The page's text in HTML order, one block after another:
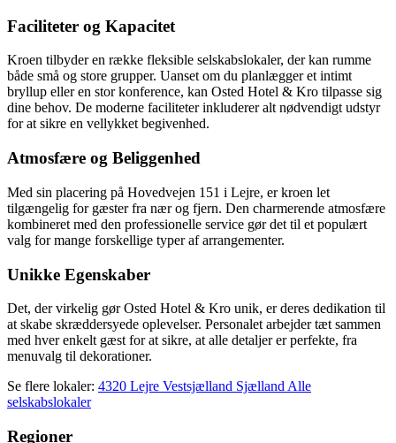
Faciliteter og Kapacitet
Kroen tilbyder en række fleksible selskabslokaler, der kan rumme
både små og store grupper. Uanset om du planlægger et intimt
bryllup eller en stor konference, kan Osted Hotel & Kro tilpasse sig
dine behov. De moderne faciliteter inkluderer alt nødvendigt udstyr
for at sikre en vellykket begivenhed.
Atmosfære og Beliggenhed
Med sin placering på Hovedvejen 151 i Lejre, er kroen let
tilgængelig for gæster fra nær og fjern. Den charmerende atmosfære
kombineret med den professionelle service gør det til et populært
valg for mange forskellige typer af arrangementer.
Unikke Egenskaber
Det, der virkelig gør Osted Hotel & Kro unik, er deres dedikation til
at skabe skræddersyede oplevelser. Personalet arbejder tæt sammen
med hver enkelt gæst for at sikre, at alle detaljer er perfekte, fra
menuvalg til dekorationer.
Se flere lokaler: 4320 Lejre Vestsjælland Sjælland Alle
selskabslokaler
Regioner